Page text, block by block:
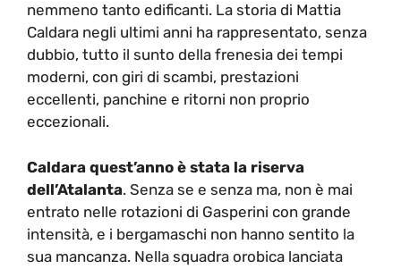
nemmeno tanto edificanti. La storia di Mattia
Caldara negli ultimi anni ha rappresentato, senza
dubbio, tutto il sunto della frenesia dei tempi
moderni, con giri di scambi, prestazioni
eccellenti, panchine e ritorni non proprio
eccezionali.
Caldara quest’anno è stata la riserva
dell’Atalanta. Senza se e senza ma, non è mai
entrato nelle rotazioni di Gasperini con grande
intensità, e i bergamaschi non hanno sentito la
sua mancanza. Nella squadra orobica lanciata